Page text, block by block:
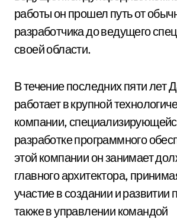
работы он прошел путь от
разработчика до ведущего
своей области.
В течение последних пяти лет
работает в крупной
компании,
разработке программного
этой компании он занимает
главного архитектора,
участие в создании и развитии
также в управлении командой